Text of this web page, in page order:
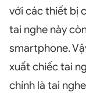
với các thiết bị
tai nghe này
smartphone.
xuất chiếc tai
chính là tai